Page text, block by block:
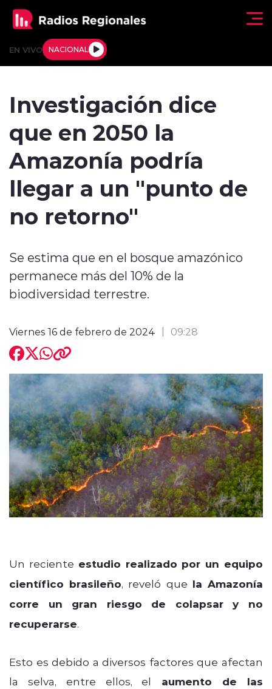
EN VIVO NACIONAL
Actualidad
Internacional
Entrevistas
Investigación dice
que en 2050 la
Amazonía podría
llegar a un "punto de
no retorno"
Se estima que en el bosque amazónico
permanece más del 10% de la
biodiversidad terrestre.
Viernes 16 de febrero de 2024 09:28
Un reciente estudio realizado por un equipo
científico brasileño, reveló que la Amazonía
corre un gran riesgo de colapsar y no
recuperarse.
Esto es debido a diversos factores que afectan
la selva, entre ellos, el
aumento de las